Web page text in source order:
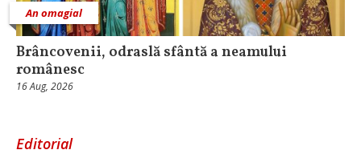
An omagial
Brâncovenii, odraslă sfântă a neamului
românesc
16 Aug, 2026
Editorial